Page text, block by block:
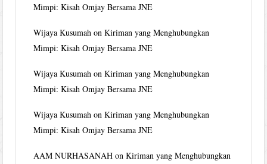
Mimpi: Kisah Omjay Bersama JNE
Wijaya Kusumah onKiriman yang Menghubungkan
Mimpi: Kisah Omjay Bersama JNE
Wijaya Kusumah onKiriman yang Menghubungkan
Mimpi: Kisah Omjay Bersama JNE
Wijaya Kusumah onKiriman yang Menghubungkan
Mimpi: Kisah Omjay Bersama JNE
AAM NURHASANAH onKiriman yang Menghubungkan